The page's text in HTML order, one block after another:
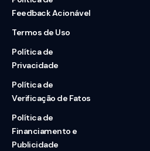
Feedback Acionável
Termos de Uso
Política de
Privacidade
Política de
Verificação de Fatos
Política de
Financiamento e
Publicidade